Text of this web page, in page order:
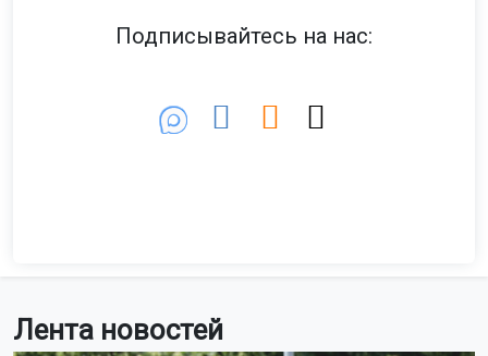
Лента новостей
Подписывайтесь на нас: